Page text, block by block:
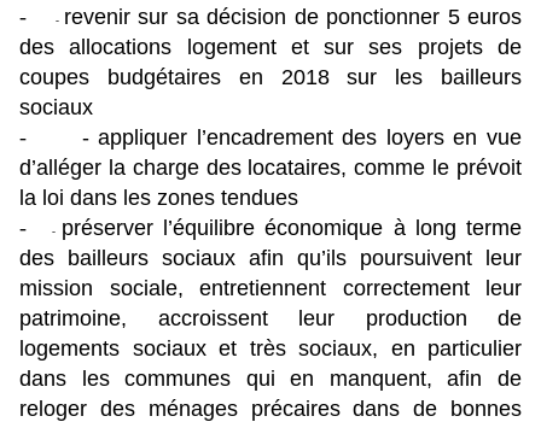
- - revenir sur sa décision de ponctionner 5 euros
des allocations logement et sur ses projets de
coupes budgétaires en 2018 sur les bailleurs
sociaux
-
- appliquer l’encadrement des loyers en vue
d’alléger la charge des locataires, comme le prévoit
la loi dans les zones tendues
- - préserver l’équilibre économique à long terme
des bailleurs sociaux afin qu’ils poursuivent leur
mission sociale, entretiennent correctement leur
patrimoine, accroissent leur production de
logements sociaux et très sociaux, en particulier
dans les communes qui en manquent, afin de
reloger des ménages précaires dans de bonnes